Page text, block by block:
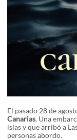
El pasado 28 de
Canarias. Una
islas y que arribó a
personas abordo.